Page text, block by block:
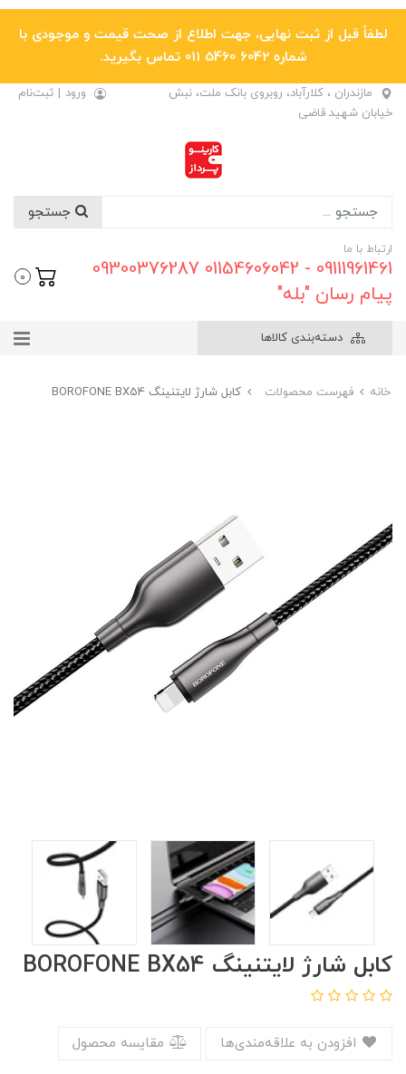
لطفاً قبل از ثبت نهایی، جهت اطلاع از صحت قیمت و موجودی با
شماره 6042 5460 011 تماس بگیرید.
مازندران ، کلارآباد، روبروی بانک ملت، نبش
خیابان شهید قاضی
ورود | ثبت‌نام
ارتباط با ما
09111961461 - 01154606042 09300376287
پیام رسان "بله"
0
دسته‌بندی کالاها
خانه فهرست محصولات کابل شارژ لایتنینگ BOROFONE BX54
کابل شارژ لایتنینگ BOROFONE BX54
مقایسه محصول